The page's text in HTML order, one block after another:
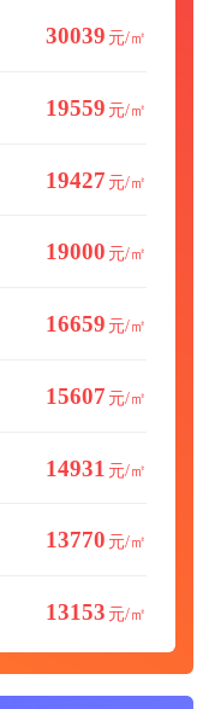
30039 元/㎡
19559 元/㎡
19427 元/㎡
19000 元/㎡
16659 元/㎡
15607 元/㎡
14931 元/㎡
13770 元/㎡
13153 元/㎡